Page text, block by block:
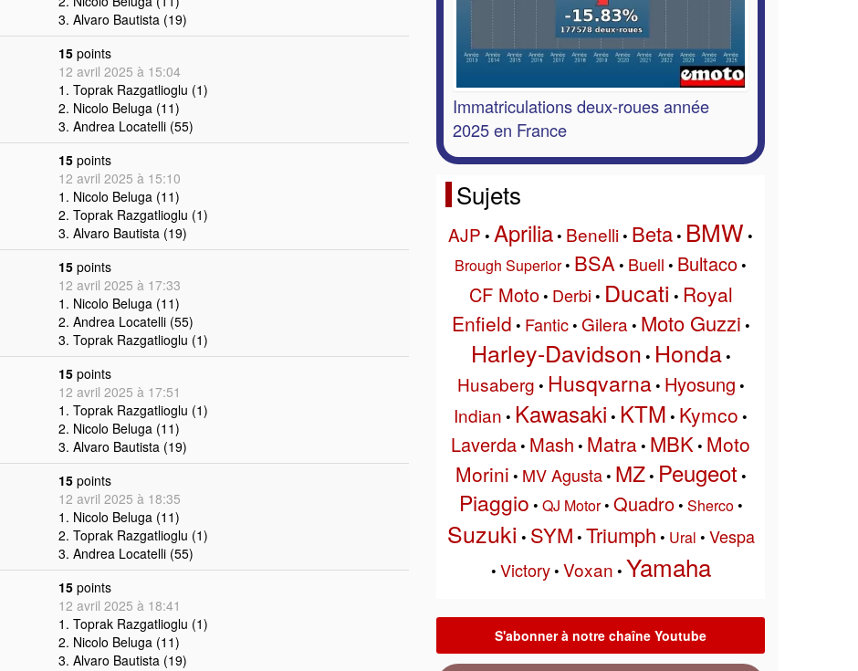
3. Alvaro Bautista (19)
15 points
12 avril 2025 à 15:04
1. Toprak Razgatlioglu (1)
2. Nicolo Beluga (11)
3. Andrea Locatelli (55)
15 points
12 avril 2025 à 15:10
1. Nicolo Beluga (11)
2. Toprak Razgatlioglu (1)
3. Alvaro Bautista (19)
15 points
12 avril 2025 à 17:33
1. Nicolo Beluga (11)
2. Andrea Locatelli (55)
3. Toprak Razgatlioglu (1)
15 points
12 avril 2025 à 17:51
1. Toprak Razgatlioglu (1)
2. Nicolo Beluga (11)
3. Alvaro Bautista (19)
15 points
12 avril 2025 à 18:35
1. Nicolo Beluga (11)
2. Toprak Razgatlioglu (1)
3. Andrea Locatelli (55)
15 points
12 avril 2025 à 18:41
1. Toprak Razgatlioglu (1)
2. Nicolo Beluga (11)
3. Alvaro Bautista (19)
Immatriculations deux-roues année
2025 en France
Sujets
AJP • Aprilia• Benelli• Beta• BMW •
Brough Superior• BSA • Buell • Bultaco•
CF Moto• Derbi • Ducati • Royal
Enfield • Fantic• Gilera • Moto Guzzi •
Harley-Davidson • Honda•
Husaberg • Husqvarna• Hyosung •
Indian • Kawasaki • KTM • Kymco •
Laverda• Mash • Matra• MBK • Moto
Morini • MV Agusta• MZ• Peugeot •
Piaggio • QJ Motor• Quadro• Sherco•
Suzuki • SYM • Triumph • Ural • Vespa
• Victory• Voxan • Yamaha